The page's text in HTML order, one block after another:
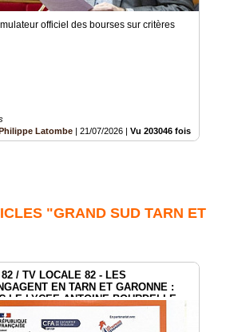
officiel des bourses sur critères
Philippe Latombe
21/07/2026 Vu 203046 fois
"GRAND SUD TARN ET
/ TV LOCALE 82 - LES
EN TARN ET GARONNE :
LE LYCEE ANTOINE BOURDELLE